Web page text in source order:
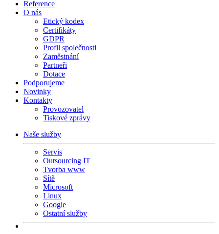
Reference
O nás
Etický kodex
Certifikáty
GDPR
Profil společnosti
Zaměstnání
Partneři
Dotace
Podporujeme
Novinky
Kontakty
Provozovatel
Tiskové zprávy
Naše služby
Servis
Outsourcing IT
Tvorba www
Sítě
Microsoft
Linux
Google
Ostatní služby